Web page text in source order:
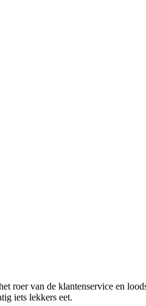
roer van de klantenservice en
iets lekkers eet.